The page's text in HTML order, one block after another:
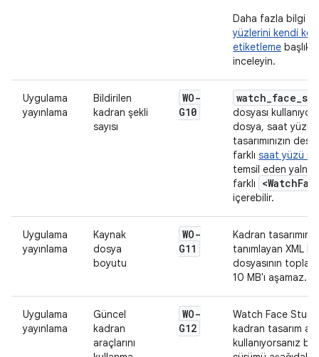
Daha fazla bilgi
yüzlerini kendi
etiketleme
inceleyin.
Uygulama
yayınlama
Bildirilen
kadran şekli
sayısı
WO-
G10
dosyası
dosya, saat yüzü
tasarımınızın
farklı saat yüzü
temsil eden
farklı
içerebilir.
Uygulama
yayınlama
Kaynak
dosya
boyutu
WO-
G11
Kadran
tanımlayan XML
dosyasının
10 MB'ı aşamaz.
Uygulama
yayınlama
Güncel
kadran
araçlarını
WO-
G12
Watch Face
kadran tasarım
kullanıyorsanız bu